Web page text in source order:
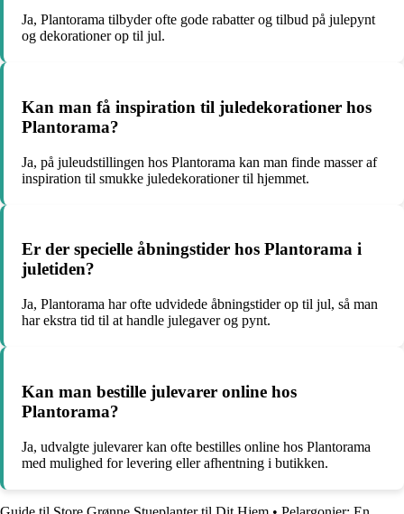
Ja, Plantorama tilbyder ofte gode rabatter og tilbud på julepynt
og dekorationer op til jul.
Kan man få inspiration til juledekorationer hos
Plantorama?
Ja, på juleudstillingen hos Plantorama kan man finde masser af
inspiration til smukke juledekorationer til hjemmet.
Er der specielle åbningstider hos Plantorama i
juletiden?
Ja, Plantorama har ofte udvidede åbningstider op til jul, så man
har ekstra tid til at handle julegaver og pynt.
Kan man bestille julevarer online hos
Plantorama?
Ja, udvalgte julevarer kan ofte bestilles online hos Plantorama
med mulighed for levering eller afhentning i butikken.